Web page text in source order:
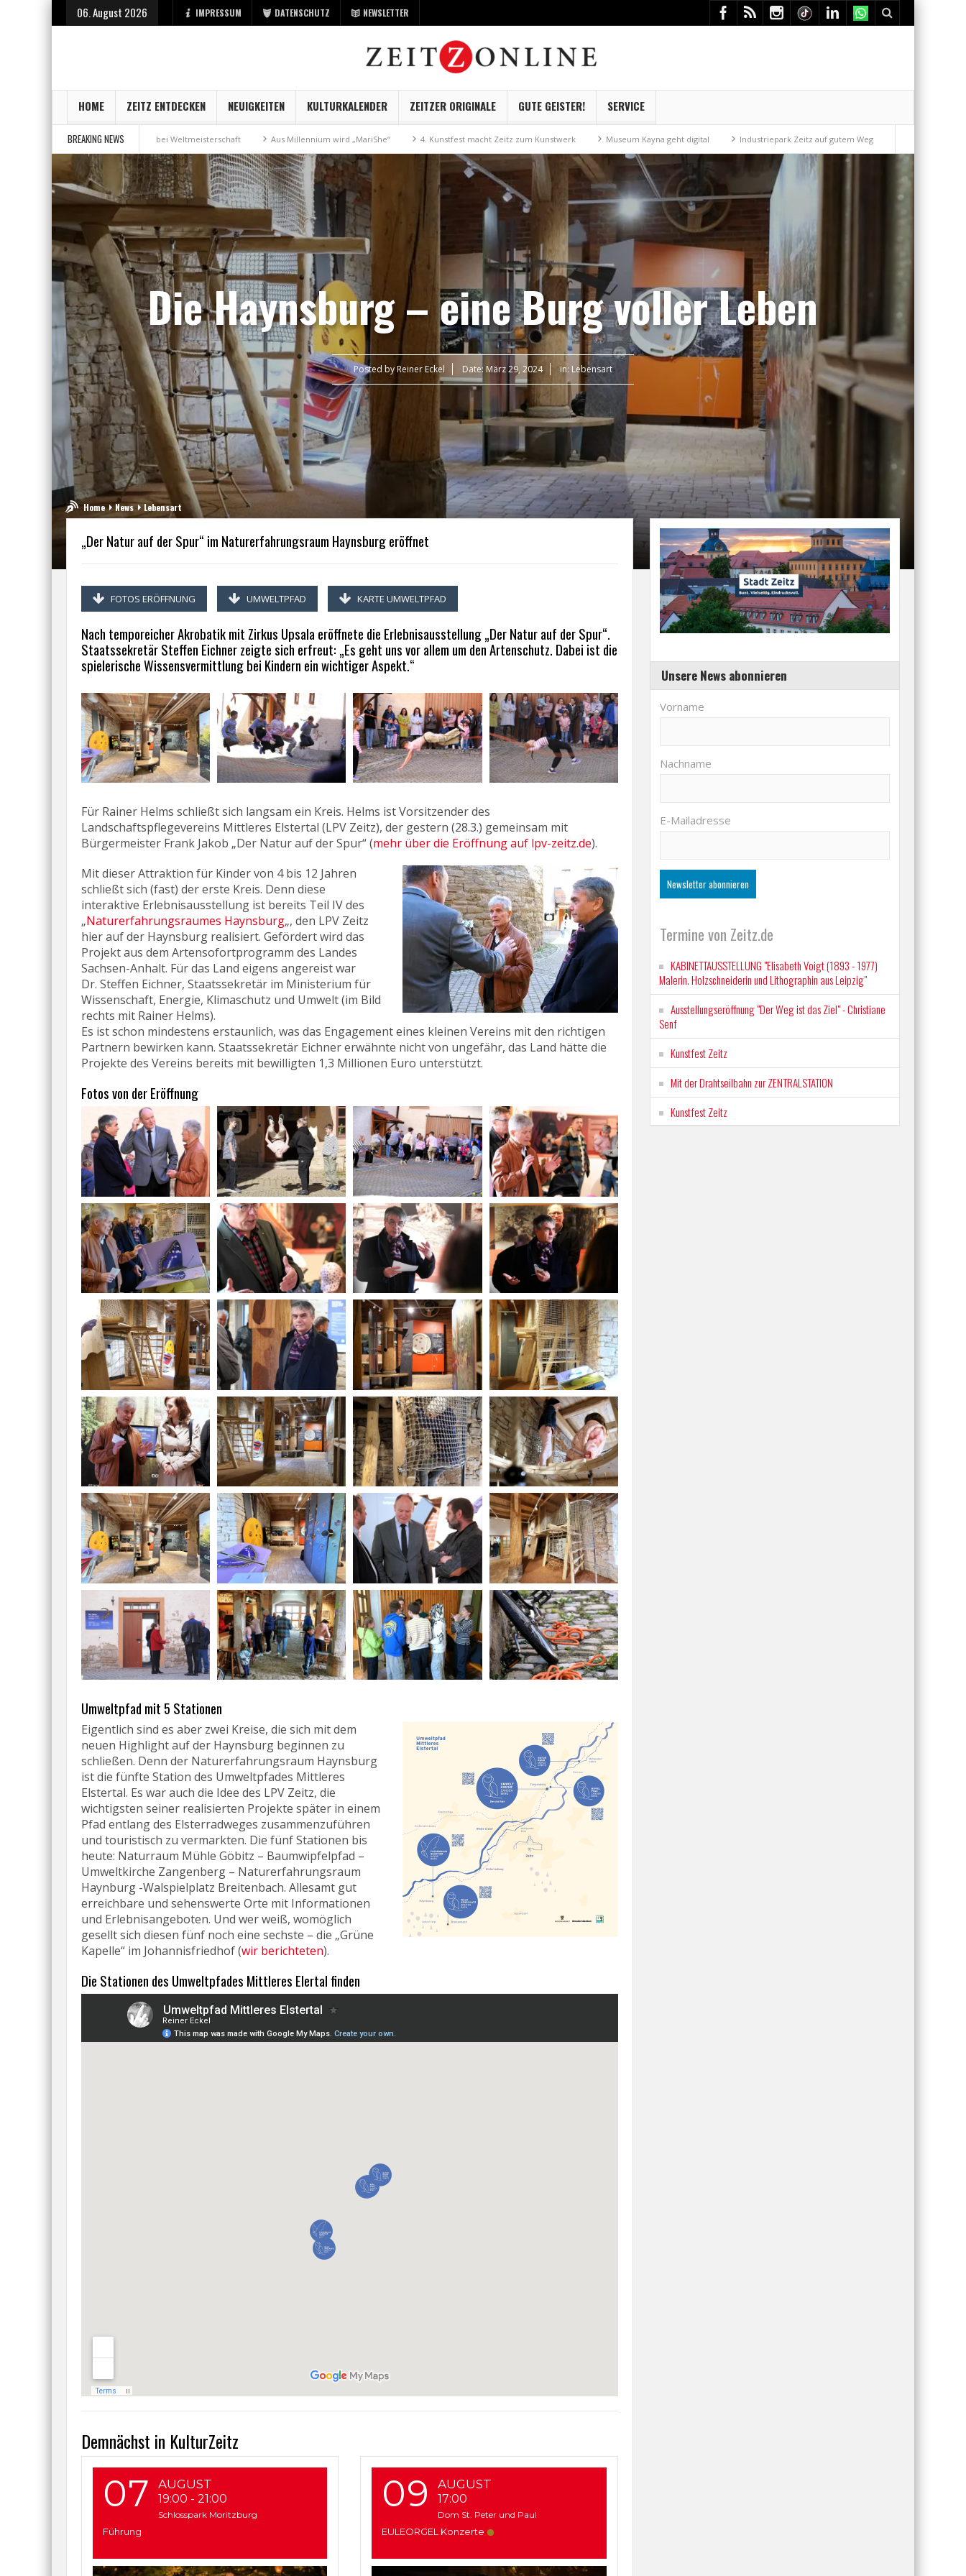
06. August 2026 IMPRESSUM DATENSCHUTZ NEWSLETTER
HOME ZEITZ ENTDECKEN NEUIGKEITEN KULTURKALENDER ZEITZER ORIGINALE GUTE GEISTER! SERVICE
BREAKING NEWS
Bronzemedaille bei Weltmeisterschaft Aus Millennium wird „MariShe“ 4. Kunstfest macht Zeitz zum Kunstwerk Museum Kayna geht digital Industriepark Zeitz auf gutem Weg Mit der Drahtseilbahn zur
Die Haynsburg – eine Burg voller Leben
Posted by Reiner Eckel Date: März 29, 2024 in: Lebensart
Home News Lebensart
„Der Natur auf der Spur“ im Naturerfahrungsraum Haynsburg eröffnet
FOTOS ERÖFFNUNG UMWELTPFAD KARTE UMWELTPFAD
Nach temporeicher Akrobatik mit Zirkus Upsala eröffnete die Erlebnisausstellung „Der Natur auf der Spur“.
Staatssekretär Steffen Eichner zeigte sich erfreut: „Es geht uns vor allem um den Artenschutz. Dabei ist die
spielerische Wissensvermittlung bei Kindern ein wichtiger Aspekt.“
Für Rainer Helms schließt sich langsam ein Kreis. Helms ist Vorsitzender des
Landschaftspflegevereins Mittleres Elstertal (LPV Zeitz), der gestern (28.3.) gemeinsam mit
Bürgermeister Frank Jakob „Der Natur auf der Spur“ (mehr über die Eröffnung auf lpv-zeitz.de).
Mit dieser Attraktion für Kinder von 4 bis 12 Jahren
schließt sich (fast) der erste Kreis. Denn diese
interaktive Erlebnisausstellung ist bereits Teil IV des
„Naturerfahrungsraumes Haynsburg„, den LPV Zeitz
hier auf der Haynsburg realisiert. Gefördert wird das
Projekt aus dem Artensofortprogramm des Landes
Sachsen-Anhalt. Für das Land eigens angereist war
Dr. Steffen Eichner, Staatssekretär im Ministerium für
Wissenschaft, Energie, Klimaschutz und Umwelt (im Bild
rechts mit Rainer Helms).
Es ist schon mindestens erstaunlich, was das Engagement eines kleinen Vereins mit den richtigen
Partnern bewirken kann. Staatssekretär Eichner erwähnte nicht von ungefähr, das Land hätte die
Projekte des Vereins bereits mit bewilligten 1,3 Millionen Euro unterstützt.
Fotos von der Eröffnung
Umweltpfad mit 5 Stationen
Eigentlich sind es aber zwei Kreise, die sich mit dem
neuen Highlight auf der Haynsburg beginnen zu
schließen. Denn der Naturerfahrungsraum Haynsburg
ist die fünfte Station des Umweltpfades Mittleres
Elstertal. Es war auch die Idee des LPV Zeitz, die
wichtigsten seiner realisierten Projekte später in einem
Pfad entlang des Elsterradweges zusammenzuführen
und touristisch zu vermarkten. Die fünf Stationen bis
heute: Naturraum Mühle Göbitz – Baumwipfelpfad –
Umweltkirche Zangenberg – Naturerfahrungsraum
Haynburg -Walspielplatz Breitenbach. Allesamt gut
erreichbare und sehenswerte Orte mit Informationen
und Erlebnisangeboten. Und wer weiß, womöglich
gesellt sich diesen fünf noch eine sechste – die „Grüne
Kapelle“ im Johannisfriedhof (wir berichteten).
Die Stationen des Umweltpfades Mittleres Elertal finden
Demnächst in KulturZeitz
07 AUGUST
19:00 - 21:00
Schlosspark Moritzburg
Führung
09 AUGUST
17:00
Dom St. Peter und Paul
EULEORGEL Konzerte
Unsere News abonnieren
Vorname
Nachname
E-Mailadresse
Termine von Zeitz.de
KABINETTAUSSTELLUNG "Elisabeth Voigt (1893 - 1977)
Malerin. Holzschneiderin und Lithographin aus Leipzig"
Ausstellungseröffnung "Der Weg ist das Ziel" - Christiane
Senf
Kunstfest Zeitz
Mit der Drahtseilbahn zur ZENTRALSTATION
Kunstfest Zeitz